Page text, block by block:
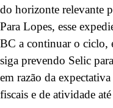
do horizonte relevante
Para Lopes, esse
BC a continuar o ciclo,
siga prevendo Selic
em razão da
fiscais e de atividade